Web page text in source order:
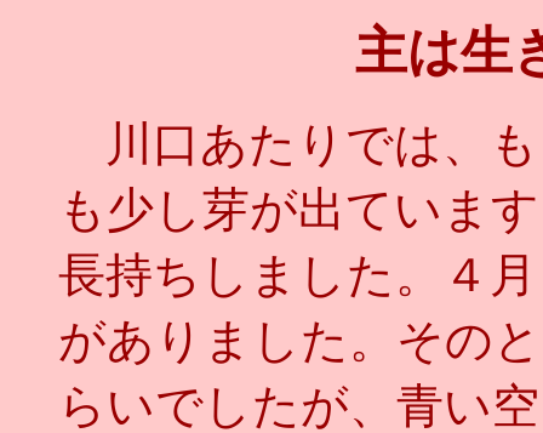
主は生
川口あたりでは、
も少し芽が出ていま
長持ちしました。４
がありました。その
らいでしたが、青い